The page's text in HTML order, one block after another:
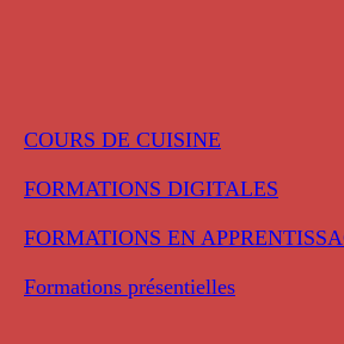
COURS DE CUISINE
FORMATIONS DIGITALES
FORMATIONS EN
Formations présentielles